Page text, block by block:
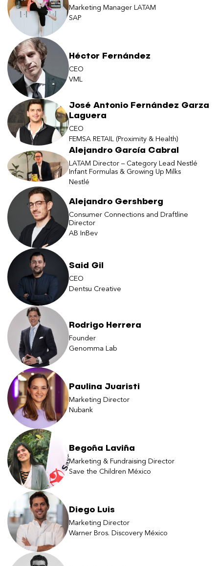
Marketing Manager LATAM
SAP
Héctor Fernández
CEO
VML
José Antonio Fernández Garza
Laguera
CEO
FEMSA RETAIL (Proximity & Health)
Alejandro García Cabral
LATAM Director – Category Lead Nestlé
Infant Formulas & Growing Up Milks
Nestlé
Alejandro Gershberg
Consumer Connections and Draftline
Director
AB InBev
Said Gil
CEO
Dentsu Creative
Rodrigo Herrera
Founder
Genomma Lab
Paulina Juaristi
Marketing Director
Nubank
Begoña Laviña
Marketing & Fundraising Director
Save the Children México
Diego Luis
Marketing Director
Warner Bros. Discovery México